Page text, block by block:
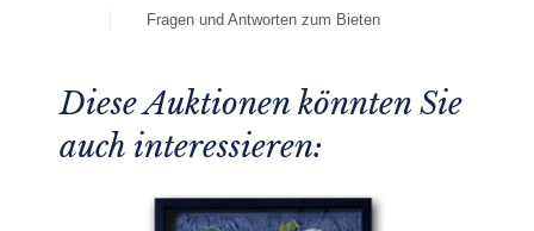
Fragen und Antworten zum Bieten
Diese Auktionen könnten Sie
auch interessieren: